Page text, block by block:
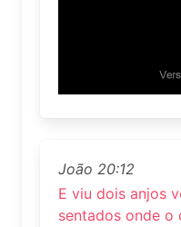
João 20:12
E viu dois anjos
sentados onde o